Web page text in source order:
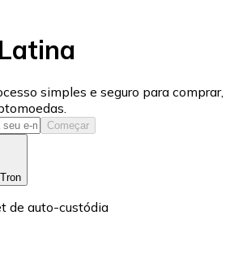
simples e seguro para comprar,
Começar
de auto-custódia